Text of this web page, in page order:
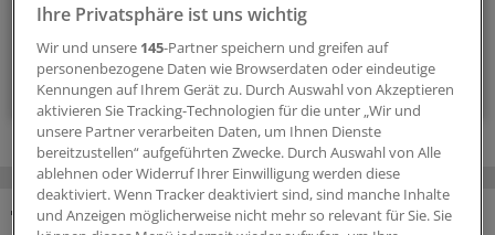
alle 2 Wochen (Freitag)
Zum Abonnieren bitte anmelden
Ihre Privatsphäre ist uns wichtig
Wir und unsere 145-Partner speichern und greifen auf
personenbezogene Daten wie Browserdaten oder eindeutige
Kennungen auf Ihrem Gerät zu. Durch Auswahl von Akzeptieren
aktivieren Sie Tracking-Technologien für die unter „Wir und
unsere Partner verarbeiten Daten, um Ihnen Dienste
bereitzustellen“ aufgeführten Zwecke. Durch Auswahl von Alle
ablehnen oder Widerruf Ihrer Einwilligung werden diese
deaktiviert. Wenn Tracker deaktiviert sind, sind manche Inhalte
und Anzeigen möglicherweise nicht mehr so relevant für Sie. Sie